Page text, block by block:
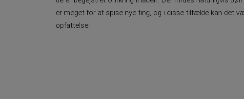
er meget for at spise nye ting, og i disse tilfælde kan det
opfattelse.